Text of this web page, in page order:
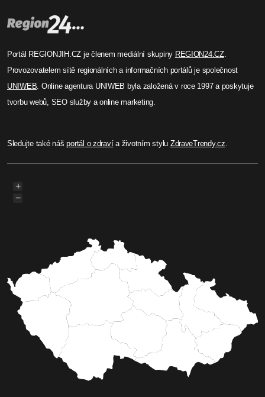
Portál REGIONJIH.CZ je členem mediální skupiny REGION24.CZ.
Provozovatelem sítě regionálních a informačních portálů je společnost
UNIWEB. Online agentura UNIWEB byla založená v roce 1997 a poskytuje
tvorbu webů, SEO služby a online marketing.
Sledujte také nášportál o zdravía životním stylu ZdraveTrendy.cz.
+
−